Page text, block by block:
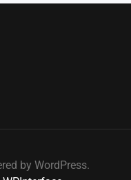
by WordPress.